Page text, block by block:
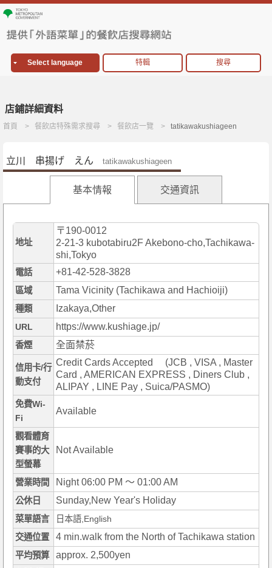
Select language 特輯 搜尋
店鋪詳細資料
首頁 餐飲店特殊需求搜尋 餐飲店一覽 tatikawakushiageen
立川 串揚げ えん tatikawakushiageen
基本情報 交通資訊
地址
〒190-0012
2-21-3 kubotabiru2F Akebono-cho,Tachikawa-
shi,Tokyo
電話 +81-42-528-3828
區域 Tama Vicinity (Tachikawa and Hachioiji)
種類 Izakaya,Other
URL https://www.kushiage.jp/
香煙 全面禁菸
信用卡/行
動支付
Credit Cards Accepted (JCB , VISA , Master
Card , AMERICAN EXPRESS , Diners Club ,
ALIPAY , LINE Pay , Suica/PASMO)
免費Wi-
Fi
Available
觀看體育
賽事的大
型螢幕
Not Available
營業時間 Night 06:00 PM ～ 01:00 AM
公休日 Sunday,New Year's Holiday
菜單語言
日本語,English
交通位置
4 min.walk from the North of Tachikawa station
平均預算 approx. 2,500yen